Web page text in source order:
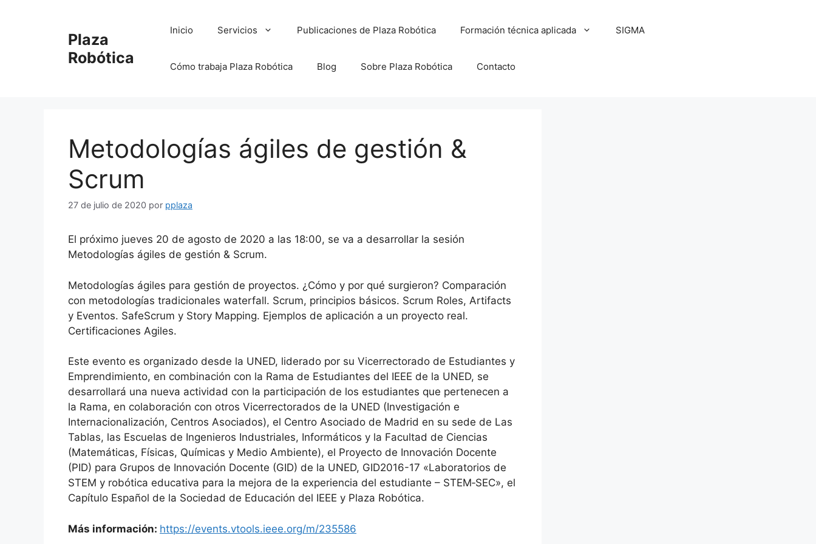
Plaza
Robótica
Inicio Servicios Publicaciones de Plaza Robótica Formación técnica aplicada SIGMA
Cómo trabaja Plaza Robótica Blog Sobre Plaza Robótica Contacto
Metodologías ágiles de gestión &
Scrum
27 de julio de 2020 por pplaza
El próximo jueves 20 de agosto de 2020 a las 18:00, se va a desarrollar la sesión
Metodologías ágiles de gestión & Scrum.
Metodologías ágiles para gestión de proyectos. ¿Cómo y por qué surgieron? Comparación
con metodologías tradicionales waterfall. Scrum, principios básicos. Scrum Roles, Artifacts
y Eventos. SafeScrum y Story Mapping. Ejemplos de aplicación a un proyecto real.
Certificaciones Agiles.
Este evento es organizado desde la UNED, liderado por su Vicerrectorado de Estudiantes y
Emprendimiento, en combinación con la Rama de Estudiantes del IEEE de la UNED, se
desarrollará una nueva actividad con la participación de los estudiantes que pertenecen a
la Rama, en colaboración con otros Vicerrectorados de la UNED (Investigación e
Internacionalización, Centros Asociados), el Centro Asociado de Madrid en su sede de Las
Tablas, las Escuelas de Ingenieros Industriales, Informáticos y la Facultad de Ciencias
(Matemáticas, Físicas, Químicas y Medio Ambiente), el Proyecto de Innovación Docente
(PID) para Grupos de Innovación Docente (GID) de la UNED, GID2016-17 «Laboratorios de
STEM y robótica educativa para la mejora de la experiencia del estudiante – STEM‐SEC», el
Capítulo Español de la Sociedad de Educación del IEEE y Plaza Robótica.
Más información: https://events.vtools.ieee.org/m/235586